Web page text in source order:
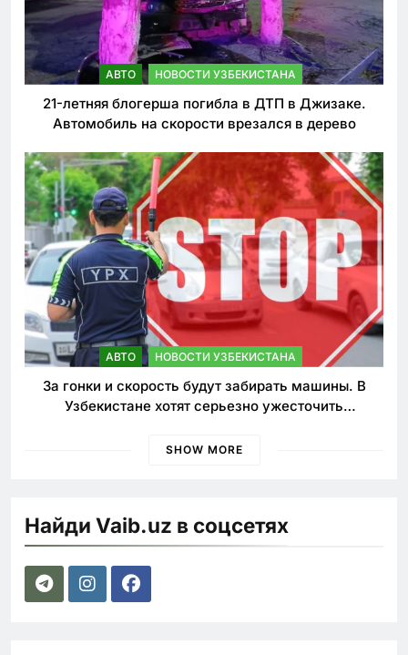
АВТО НОВОСТИ УЗБЕКИСТАНА
21-летняя блогерша погибла в ДТП в Джизаке.
Автомобиль на скорости врезался в дерево
АВТО НОВОСТИ УЗБЕКИСТАНА
За гонки и скорость будут забирать машины. В
Узбекистане хотят серьезно ужесточить
SHOW MORE
Найди Vaib.uz в соцсетях